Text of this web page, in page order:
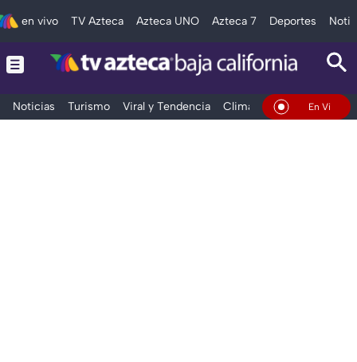
en vivo TV Azteca Azteca UNO Azteca 7 Deportes
Noticias Turismo Viral y Tendencia Clima DeportesEn Vivo